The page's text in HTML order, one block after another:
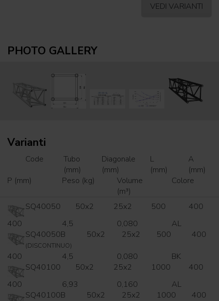
VEDI VARIANTI
PHOTO GALLERY
Varianti
Code
Tubo
(mm)
Diagonale
(mm)
L
(mm)
A
(mm)
P (mm)
Peso (kg)
Volume
(m³)
Colore
SQ40050 50x2 25x2 500
400
400
4,5 0,080
AL
SQ40050B
(DISCONTINUO)
50x2 25x2 500 400
400 4,5 0,080
BK
SQ40100
50x2 25x2 1000
400
400
6,93 0,160
AL
SQ40100B
50x2 25x2 1000 400